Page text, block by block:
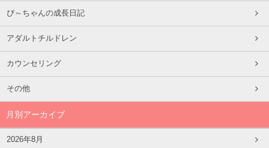
ぴ～ちゃんの成長日記
アダルトチルドレン
カウンセリング
その他
月別アーカイブ
2026年8月